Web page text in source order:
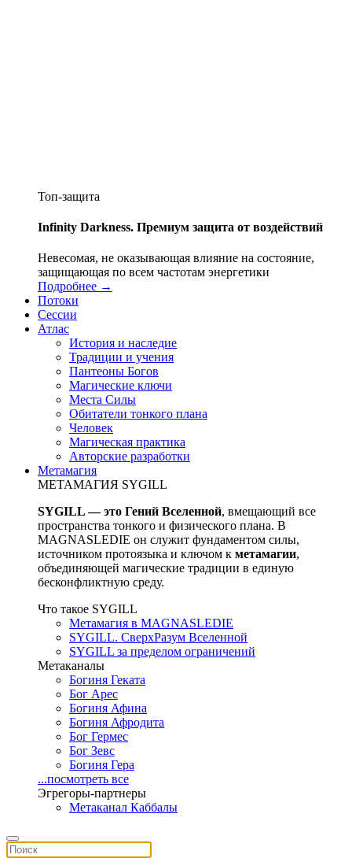
Топ-защита
Infinity Darkness. Премиум защита от воздействий
Невесомая, не оказывающая влияние на состояние,
защищающая по всем частотам энергетики
Подробнее →
Потоки
Сессии
Атлас
История и наследие
Традиции и учения
Пантеоны Богов
Магические ключи
Места Силы
Обитатели тонкого плана
Человек
Магическая практика
Авторские разработки
Метамагия
МЕТАМАГИЯ SYGILL
SYGILL — это Гений Вселенной, вмещающий все
пространства тонкого и физического плана. В
MAGNASLEDIE он служит фундаментом силы,
источником протоязыка и ключом к метамагии,
объединяющей магические традиции в единую
бесконфликтную среду.
Что такое SYGILL
Метамагия в MAGNASLEDIE
SYGILL. СверхРазум Вселенной
SYGILL за пределом ограничений
Метаканалы
Богиня Геката
Бог Арес
Богиня Афина
Богиня Афродита
Бог Гермес
Бог Зевс
Богиня Гера
...посмотреть все
Эгрегоры-партнеры
Метаканал Каббалы